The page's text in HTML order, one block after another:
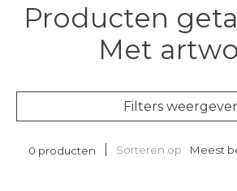
Producten
Met
Filters
0 producten Sorteren op Meest